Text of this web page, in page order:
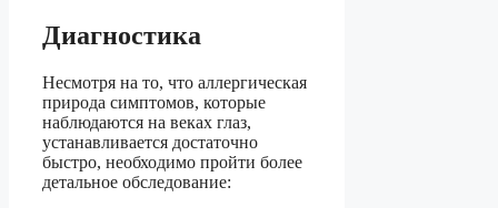
Диагностика
Несмотря на то, что аллергическая
природа симптомов, которые
наблюдаются на веках глаз,
устанавливается достаточно
быстро, необходимо пройти более
детальное обследование: